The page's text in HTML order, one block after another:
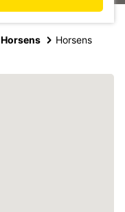
Horsens Horsens